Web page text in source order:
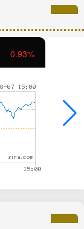
0.93%